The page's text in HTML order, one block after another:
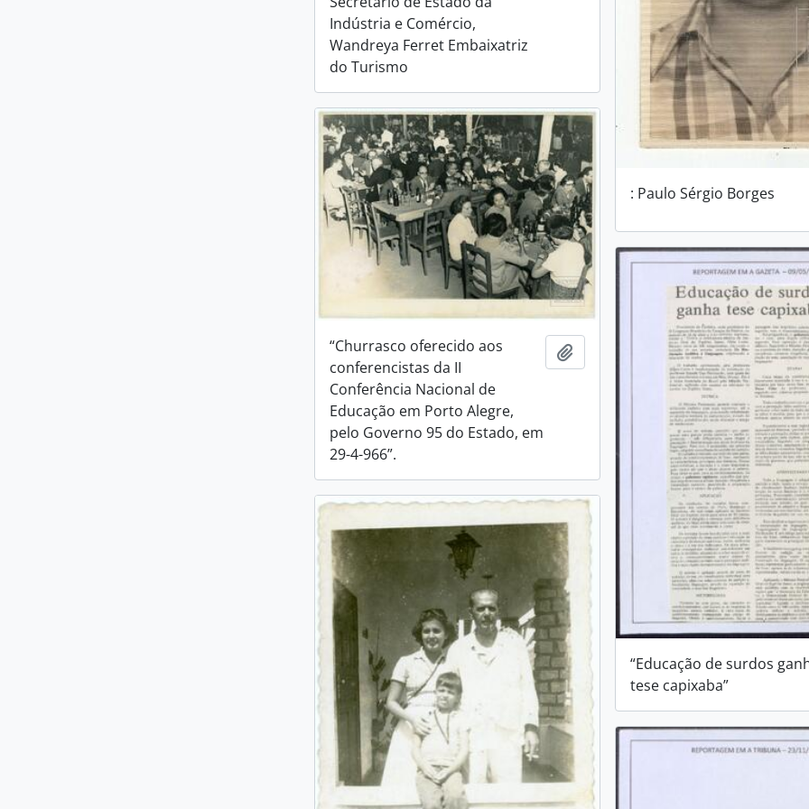
Indústria e Comércio,
Wandreya Ferret Embaixatriz
do Turismo
: Paulo Sérgio Borges
“Churrasco oferecido aos
conferencistas da II
Conferência Nacional de
Educação em Porto Alegre,
pelo Governo 95 do Estado, em
29-4-966”.
Adicionar a área de transferência
“Educação de surdos
tese capixaba”